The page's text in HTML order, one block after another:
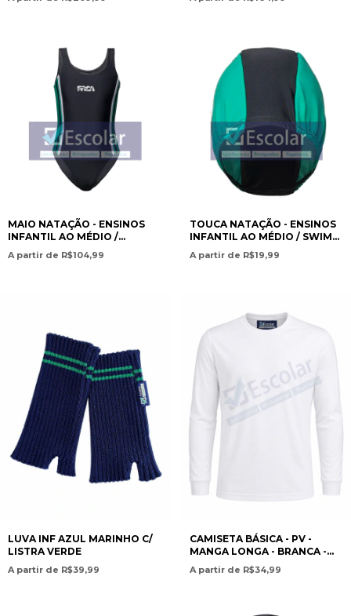
HIGH SCHOOL EDUCATION-
SECOPAN - PAMERICAN
MAIO NATAÇÃO - ENSINOS
INFANTIL AO MÉDIO /
SWIMSUIT – PRESCHOOL TO
HIGH SCHOOL EDUCATION-
A partir de R$104,99
TOUCA NATAÇÃO - ENSINOS
INFANTIL AO MÉDIO / SWIM
CAP – PRESCHOOL TO HIGH
SCHOOL EDUCATION- PAN
A partir de R$19,99
LUVA INF AZUL MARINHO C/
LISTRA VERDE
A partir de R$39,99
CAMISETA BÁSICA - PV -
MANGA LONGA - BRANCA -
INF/JUV
A partir de R$34,99